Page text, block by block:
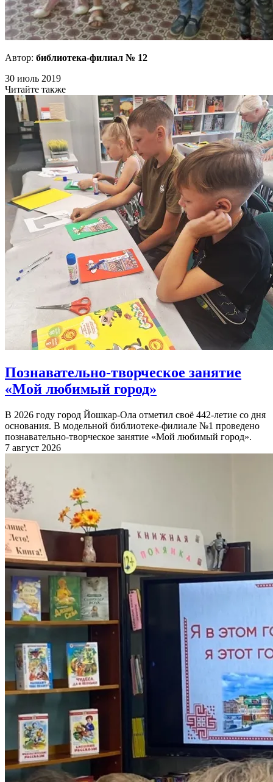
Автор: библиотека-филиал № 12
30 июль 2019
Читайте также
Познавательно-творческое занятие
«Мой любимый город»
В 2026 году город Йошкар-Ола отметил своё 442-летие со дня
основания. В модельной библиотеке-филиале №1 проведено
познавательно-творческое занятие «Мой любимый город».
7 август 2026